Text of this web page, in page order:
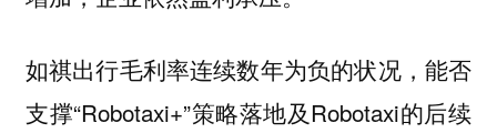
如祺出行毛利率连续数年为负的状况，能否
支撑“Robotaxi+”策略落地及Robotaxi的后续